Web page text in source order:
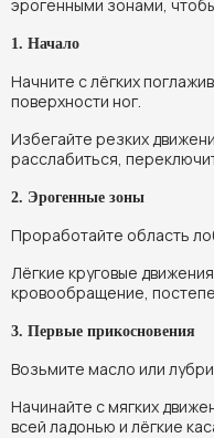
эрогенными зонами,
1. Начало
Начните с лёгких
поверхности ног.
Избегайте резких
расслабиться,
2. Эрогенные зоны
Проработайте область
Лёгкие круговые
кровообращение,
3. Первые прикосновения
Возьмите масло или
Начинайте с мягких
всей ладонью и лёгкие